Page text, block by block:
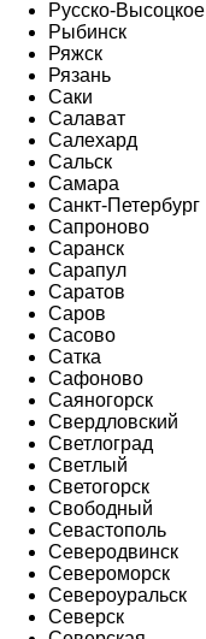
Русско-Высоцкое
Рыбинск
Ряжск
Рязань
Саки
Салават
Салехард
Сальск
Самара
Санкт-Петербург
Сапроново
Саранск
Сарапул
Саратов
Саров
Сасово
Сатка
Сафоново
Саяногорск
Свердловский
Светлоград
Светлый
Светогорск
Свободный
Севастополь
Северодвинск
Североморск
Североуральск
Северск